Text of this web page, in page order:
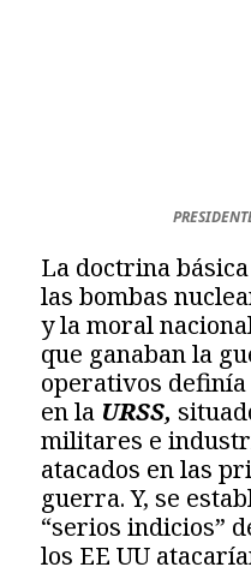
La doctrina
las bombas
y la moral
que ganaban la
operativos
en la URSS,
militares e
atacados en las
guerra. Y, se
“serios indicios”
los EE UU